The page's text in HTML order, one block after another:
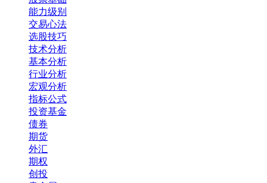
能力级别
交易心法
选股技巧
技术分析
基本分析
行业分析
宏观分析
指标公式
投资基金
债券
期货
外汇
期权
创投